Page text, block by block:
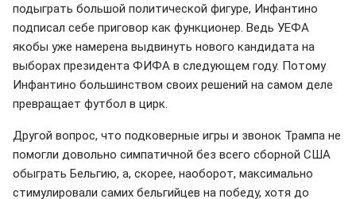
подыграть большой политической фигуре, Инфантино
подписал себе приговор как функционер. Ведь УЕФА
якобы уже намерена выдвинуть нового кандидата на
выборах президента ФИФА в следующем году. Потому
Инфантино большинством своих решений на самом деле
превращает футбол в цирк.
Другой вопрос, что подковерные игры и звонок Трампа не
помогли довольно симпатичной без всего сборной США
обыграть Бельгию, а, скорее, наоборот, максимально
стимулировали самих бельгийцев на победу, хотя до